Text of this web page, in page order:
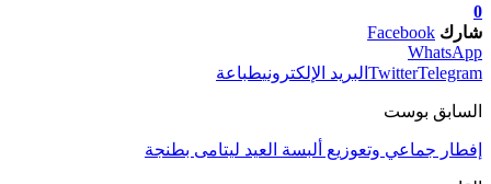
0
شارك Facebook
WhatsApp
TwitterTelegram البريد الإلكترونيطباعة
السابق بوست
إفطار جماعي وتعوزيع ألبسة العيد ليتامى بطنجة